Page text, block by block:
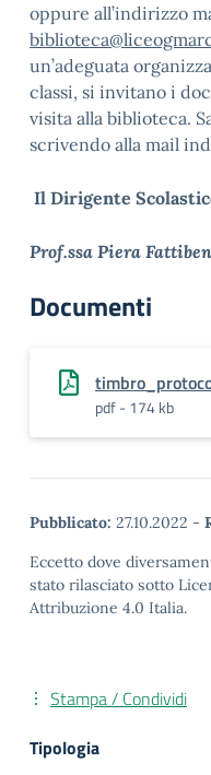
oppure all’indirizzo
un’adeguata
classi, si invitano i
visita alla biblioteca.
scrivendo alla mail
Il Dirigente
Prof.ssa Piera
Documenti
pdf - 174 kb
Pubblicato: 27.10.2022 -
Eccetto dove
stato rilasciato sotto
Attribuzione 4.0 Italia.
Stampa / Condividi
Tipologia